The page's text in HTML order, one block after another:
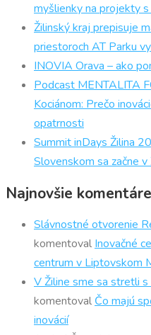
myšlienky na projekty
Žilinský kraj prepisuje
priestoroch AT Parku
INOVIA Orava – ako
Podcast MENTALITA
Kociánom: Prečo
opatrnosti
Summit inDays Žilina
Slovenskom sa začne v
Najnovšie komentáre
Slávnostné otvorenie
komentoval Inovačné
centrum v Liptovskom
V Žiline sme sa stretli
komentoval Čo majú
inovácií